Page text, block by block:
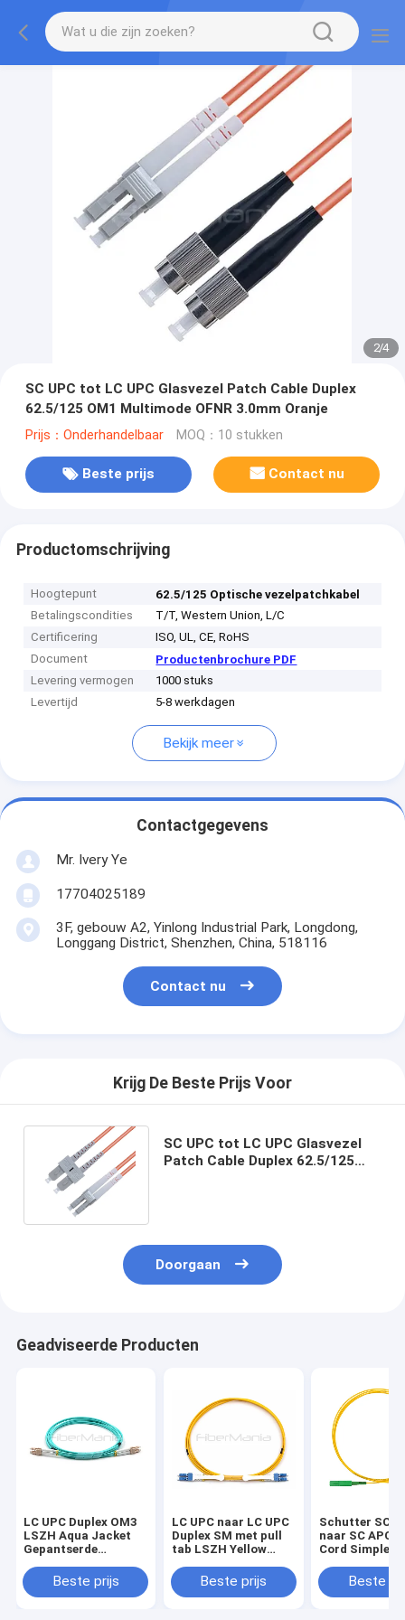
2/4
SC UPC tot LC UPC Glasvezel Patch Cable Duplex
62.5/125 OM1 Multimode OFNR 3.0mm Oranje
Prijs：Onderhandelbaar MOQ：10 stukken
Beste prijs Contact nu
Productomschrijving
Hoogtepunt
62.5/125 Optische vezelpatchkabel
Betalingscondities
T/T, Western Union, L/C
Certificering
ISO, UL, CE, RoHS
Document
Productenbrochure PDF
Levering vermogen
1000 stuks
Levertijd
5-8 werkdagen
Bekijk meer
Contactgegevens
Mr. Ivery Ye
17704025189
3F, gebouw A2, Yinlong Industrial Park, Longdong,
Longgang District, Shenzhen, China, 518116
Contact nu
Krijg De Beste Prijs Voor
SC UPC tot LC UPC Glasvezel
Patch Cable Duplex 62.5/125
Doorgaan
Geadviseerde Producten
LC UPC Duplex OM3
LSZH Aqua Jacket
Gepantserde
Cord
Beste prijs
LC UPC naar LC UPC
Duplex SM met pull
tab LSZH Yellow
Beste prijs
Schutter SC
naar SC APC
Cord Simplex
glasvezel
Beste